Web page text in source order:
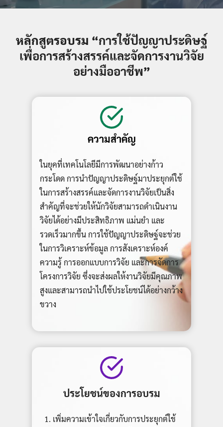
หลักสูตรอบรม “การใช้ปัญญาประดิษฐ์
เพื่อการสร้างสรรค์และจัดการงานวิจัย
อย่างมืออาชีพ”
ความสำคัญ
ในยุคที่เทคโนโลยีมีการพัฒนาอย่างก้าว
กระโดด การนำปัญญาประดิษฐ์มาประยุกต์ใช้
ในการสร้างสรรค์และจัดการงานวิจัยเป็นสิ่ง
สำคัญที่จะช่วยให้นักวิจัยสามารถดำเนินงาน
วิจัยได้อย่างมีประสิทธิภาพ แม่นยำ และ
รวดเร็วมากขึ้น การใช้ปัญญาประดิษฐ์จะช่วย
ในการวิเคราะห์ข้อมูล การสังเคราะห์องค์
ความรู้ การออกแบบการวิจัย และการจัดการ
โครงการวิจัย ซึ่งจะส่งผลให้งานวิจัยมีคุณภาพ
สูงและสามารถนำไปใช้ประโยชน์ได้อย่างกว้าง
ขวาง
ประโยชน์ของการอบรม
เพิ่มความเข้าใจเกี่ยวกับการประยุกต์ใช้